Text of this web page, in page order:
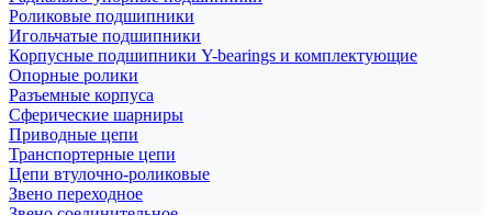
Роликовые подшипники
Игольчатые подшипники
Корпусные подшипники Y-bearings и комплектующие
Опорные ролики
Разъемные корпуса
Сферические шарниры
Приводные цепи
Транспортерные цепи
Цепи втулочно-роликовые
Звено переходное